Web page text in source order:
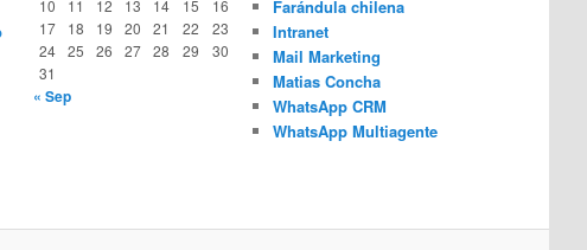
10
11 12 13 14 15
16
17
18 19 20 21 22
23
24
25 26 27 28 29
30
31
« Sep
Farándula chilena
Intranet
Mail Marketing
Matias Concha
WhatsApp CRM
WhatsApp Multiagente